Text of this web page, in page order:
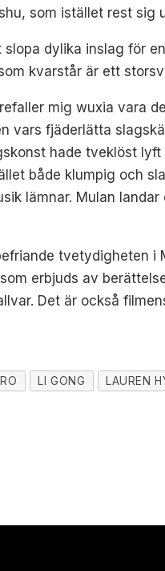
som istället rest sig
dylika inslag för
kvarstår är ett
mig wuxia vara
vars fjäderlätta
hade tveklöst
både klumpig och
lämnar. Mulan
tvetydigheten
erbjuds av
Det är också
LI GONG LAUREN